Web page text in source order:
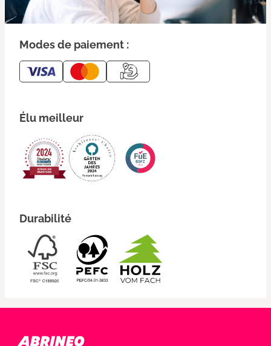
Modes de paiement :
Élu meilleur
Durabilité